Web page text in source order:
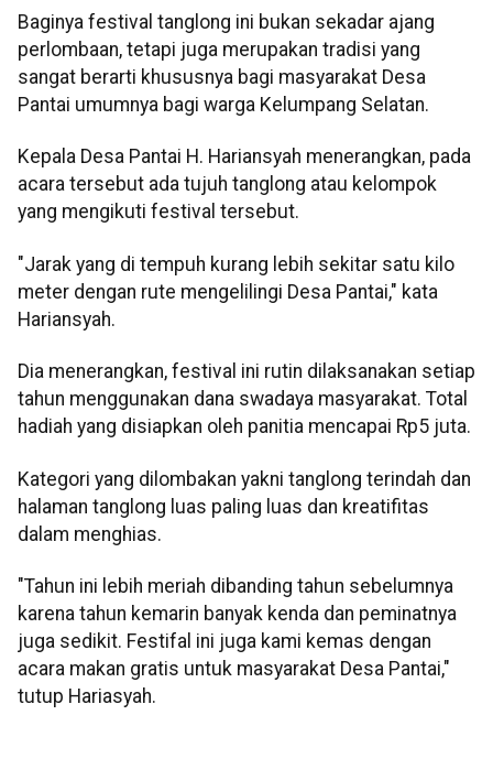
Baginya festival tanglong ini bukan sekadar ajang
perlombaan, tetapi juga merupakan tradisi yang
sangat berarti khususnya bagi masyarakat Desa
Pantai umumnya bagi warga Kelumpang Selatan.
Kepala Desa Pantai H. Hariansyah menerangkan, pada
acara tersebut ada tujuh tanglong atau kelompok
yang mengikuti festival tersebut.
"Jarak yang di tempuh kurang lebih sekitar satu kilo
meter dengan rute mengelilingi Desa Pantai," kata
Hariansyah.
Dia menerangkan, festival ini rutin dilaksanakan setiap
tahun menggunakan dana swadaya masyarakat. Total
hadiah yang disiapkan oleh panitia mencapai Rp5 juta.
Kategori yang dilombakan yakni tanglong terindah dan
halaman tanglong luas paling luas dan kreatifitas
dalam menghias.
"Tahun ini lebih meriah dibanding tahun sebelumnya
karena tahun kemarin banyak kenda dan peminatnya
juga sedikit. Festifal ini juga kami kemas dengan
acara makan gratis untuk masyarakat Desa Pantai,"
tutup Hariasyah.